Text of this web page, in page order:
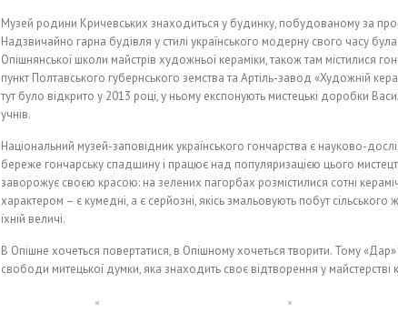
Музей родини Кричевських знаходиться у будинку, побудованому за
Надзвичайно гарна будівля у стилі українського модерну свого часу
Опішнянської школи майстрів художньої кераміки, також там містилися
пункт Полтавського губернського земства та Артіль-завод «Художній
тут було відкрито у 2013 році, у ньому експонують мистецькі доробки
учнів.
Національний музей-заповідник українського гончарства є науково-
береже гончарську спадщину і працює над популяризацією цього
заворожує своєю красою: на зелених пагорбах розмістилися сотні
характером – є кумедні, а є серйозні, якісь змальовують побут сільського
їхній величі.
В Опішне хочеться повертатися, в Опішному хочеться творити. Тому «Дар»
свободи митецької думки, яка знаходить своє відтворення у майстерстві